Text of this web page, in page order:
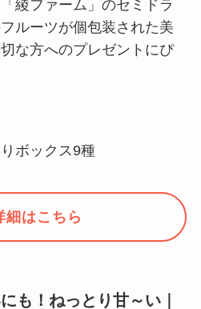
「綾ファーム」のセミドラ
ルーツが個包装された美
な方へのプレゼントにぴ
ボックス9種
細はこちら
も！ねっとり甘～い｜